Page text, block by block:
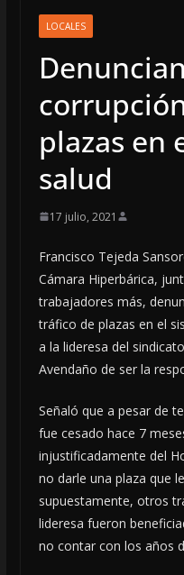
LOCALES
plazas en
salud
17 julio, 2021
Francisco Tejeda
Cámara Hiperbárica,
trabajadores más,
tráfico de plazas en el
a la lideresa del
Avendaño de ser la
Señaló que a pesar de
fue cesado hace 7
injustificadamente del
no darle una plaza que
supuestamente, otros
lideresa fueron
no contar con los años